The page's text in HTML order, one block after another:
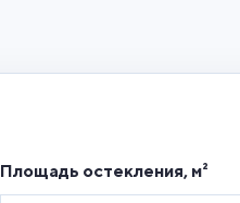
Площадь остекления, м²